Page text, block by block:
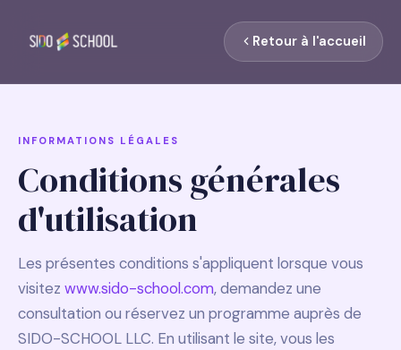
Retour à l'accueil
INFORMATIONS LÉGALES
Conditions générales
d'utilisation
Les présentes conditions s'appliquent lorsque vous
visitez www.sido-school.com, demandez une
consultation ou réservez un programme auprès de
SIDO-SCHOOL LLC. En utilisant le site, vous les